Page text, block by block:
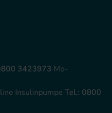
3423973 Mo-
Insulinpumpe Tel.: 0800